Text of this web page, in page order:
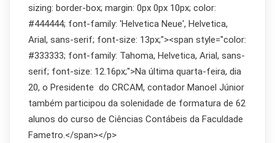
sizing: border-box; margin: 0px 0px 10px; color:
#444444; font-family: 'Helvetica Neue', Helvetica,
Arial, sans-serif; font-size: 13px;"><span style="color:
#333333; font-family: Tahoma, Helvetica, Arial, sans-
serif; font-size: 12.16px;">Na última quarta-feira, dia
20, o Presidente do CRCAM, contador Manoel Júnior
também participou da solenidade de formatura de 62
alunos do curso de Ciências Contábeis da Faculdade
Fametro.</span></p>